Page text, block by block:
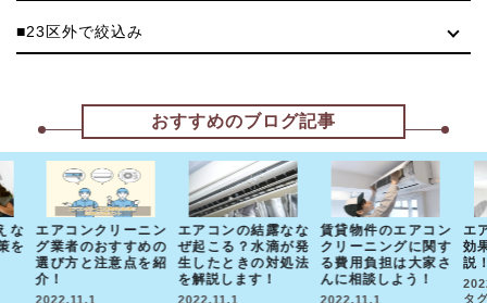
■23区外で絞込み
おすすめのブログ記事
な
を
エアコンクリーニン
グ業者のおすすめの
選び方と注意点を紹
介！
2022.11.1
エアコンの結露なな
ぜ起こる？水滴が発
生したときの対処法
を解説します！
2022.11.1
賃貸物件のエアコン
クリーニングに関す
る費用負担は大家さ
んに相談しよう！
2022.11.1
エ
効
説
タ